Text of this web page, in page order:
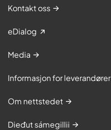
Kontakt oss
eDialog
Media
Informasjon for leverandører
Om nettstedet
Dieđut sámegillii